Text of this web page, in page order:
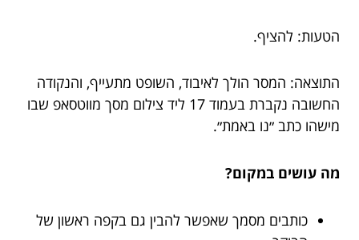
הטעות: להציף.
התוצאה: המסר הולך לאיבוד, השופט מתעייף, והנקודה
החשובה נקברת בעמוד 17 ליד צילום מסך מווטסאפ שבו
מישהו כתב ״נו באמת״.
מה עושים במקום?
כותבים מסמך שאפשר להבין גם בקפה ראשון של